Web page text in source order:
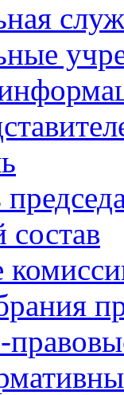
состав